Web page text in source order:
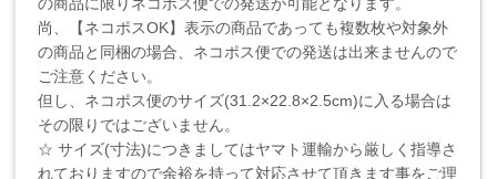
尚、【ネコポスOK】表示の商品であっても複数枚や対象外
の商品と同梱の場合、ネコポス便での発送は出来ませんので
ご注意ください。
但し、ネコポス便のサイズ(31.2×22.8×2.5cm)に入る場合は
その限りではございません。
☆ サイズ(寸法)につきましてはヤマト運輸から厳しく指導さ
れておりますので余裕を持って対応させて頂きます事をご理